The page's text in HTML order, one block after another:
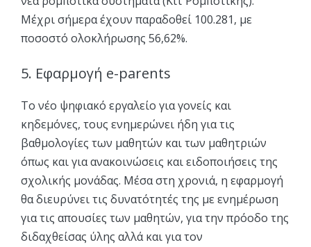
Μέχρι σήμερα έχουν παραδοθεί 100.281, με
ποσοστό ολοκλήρωσης 56,62%.
5. Εφαρμογή e-parents
To νέο ψηφιακό εργαλείο για γονείς και
κηδεμόνες, τους ενημερώνει ήδη για τις
βαθμολογίες των μαθητών και των μαθητριών
όπως και για ανακοινώσεις και ειδοποιήσεις της
σχολικής μονάδας. Μέσα στη χρονιά, η εφαρμογή
θα διευρύνει τις δυνατότητές της με ενημέρωση
για τις απουσίες των μαθητών, για την πρόοδο της
διδαχθείσας ύλης αλλά και για τον